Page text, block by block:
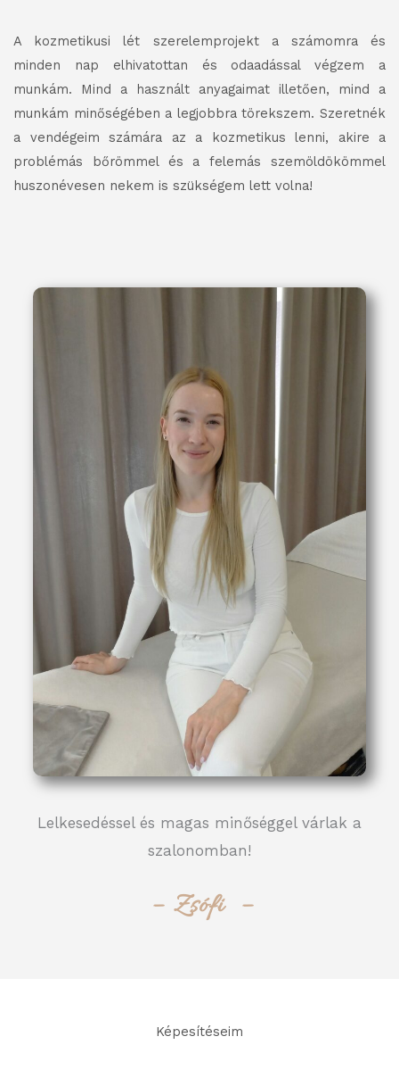
A kozmetikusi lét szerelemprojekta számomra és
minden nap elhivatottan és odaadással végzem a
munkám. Mind a használt anyagaimat illetően, mind a
munkám minőségében a legjobbra törekszem. Szeretnék
a vendégeim számára az a kozmetikus lenni, akire a
problémás bőrömmel és a felemás szemöldökömmel
huszonévesen nekem is szükségem lett volna!
Lelkesedéssel és magas minőséggel várlak a
szalonomban!
– Zsófi –
Képesítéseim